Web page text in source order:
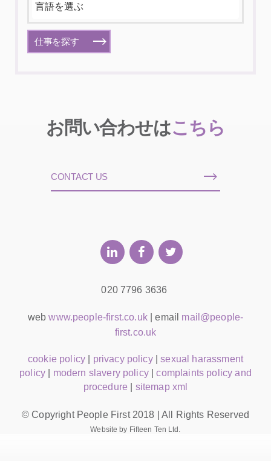
仕事を探す
お問い合わせはこちら
CONTACT US
020 7796 3636
webwww.people-first.co.uk| email mail@people-
first.co.uk
cookie policy privacy policy|sexual harassment
policy
modern slavery policy|complaints policy and
procedure
sitemap xml
© Copyright People First 2018 | All Rights Reserved
Website by Fifteen Ten Ltd.